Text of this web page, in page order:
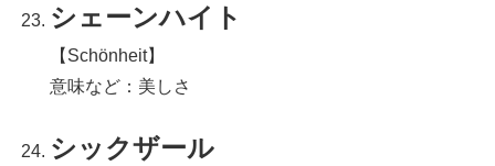
シェーンハイト
【Schönheit】
意味など：美しさ
シックザール